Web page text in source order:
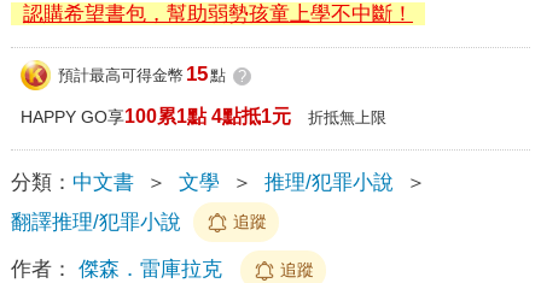
認購希望書包，幫助弱勢孩童上學不中斷！
預計最高可得金幣 15點 ?
HAPPY GO享100累1點 4點抵1元 折抵無上限
分類： 中文書 ＞ 文學 ＞ 推理/犯罪小說
＞
翻譯推理/犯罪小說
追蹤
作者： 傑森．雷庫拉克 追蹤